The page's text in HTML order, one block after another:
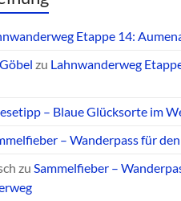
Etappe 14:
zu Lahnwanderweg
– Blaue Glücksorte im
– Wanderpass für
zu Sammelfieber –